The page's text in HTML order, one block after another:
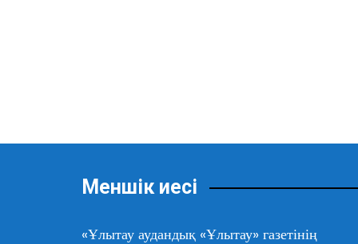
Меншік иесі
«Ұлытау аудандық «Ұлытау» газетінің